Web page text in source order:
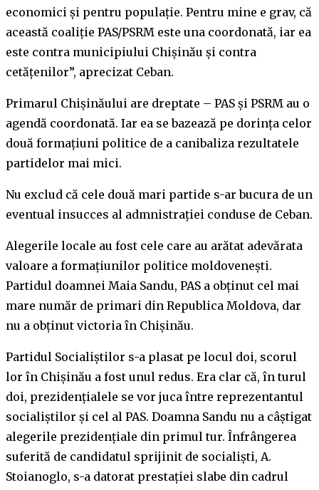
economici și pentru populație. Pentru mine e grav, că
această coaliție PAS/PSRM este una coordonată, iar ea
este contra municipiului Chișinău și contra
cetățenilor”, aprecizat Ceban.
Primarul Chișinăului are dreptate – PAS și PSRM au o
agendă coordonată. Iar ea se bazează pe dorința celor
două formațiuni politice de a canibaliza rezultatele
partidelor mai mici.
Nu exclud că cele două mari partide s-ar bucura de un
eventual insucces al admnistrației conduse de Ceban.
Alegerile locale au fost cele care au arătat adevărata
valoare a formațiunilor politice moldovenești.
Partidul doamnei Maia Sandu, PAS a obținut cel mai
mare număr de primari din Republica Moldova, dar
nu a obținut victoria în Chișinău.
Partidul Socialiștilor s-a plasat pe locul doi, scorul
lor în Chișinău a fost unul redus. Era clar că, în turul
doi, prezidențialele se vor juca între reprezentantul
socialiștilor și cel al PAS. Doamna Sandu nu a câștigat
alegerile prezidențiale din primul tur. Înfrângerea
suferită de candidatul sprijinit de socialiști, A.
Stoianoglo, s-a datorat prestației slabe din cadrul